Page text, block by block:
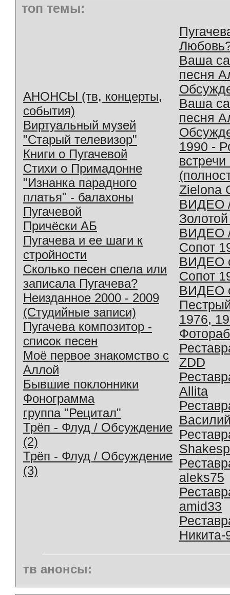
топ темы:
АНОНСЫ (тв, концерты,
события)
Виртуальный музей
"Старый телевизор"
Книги о Пугачевой
Стихи о Примадонне
"Изнанка парадного
платья" - балахоны
Пугачевой
Причёски АБ
Пугачева и ее шаги к
стройности
Сколько песен спела или
записала Пугачева?
Неизданное 2000 - 2009
(Студийные записи)
Пугачева композитор -
список песен
Моё первое знакомство с
Аллой
Бывшие поклонники
Фонограмма
группа "Рецитал"
Трёп - Флуд / Обсуждение
(2)
Трёп - Флуд / Обсуждение
(3)
Ваша
песня
Ваша
песня
1990 -
Zielona
ВИДЕО
ВИДЕО
Сопот
ВИДЕО
Сопот
ВИДЕО
1976,
ZDD
Allita
aleks75
amid33
Никита-
тв анонсы: